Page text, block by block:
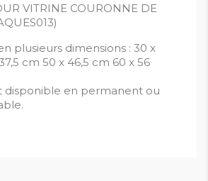
VITRINE COURONNE DE
plusieurs dimensions : 30 x
cm 50 x 46,5 cm 60 x 56
disponible en permanent ou